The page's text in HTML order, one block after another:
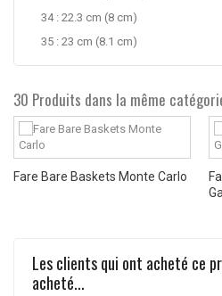
34 : 22.3 cm (8 cm)
35 : 23 cm (8.1 cm)
30 Produits dans la même
Fare Bare Baskets Monte Carlo
Les clients qui ont acheté ce
acheté...